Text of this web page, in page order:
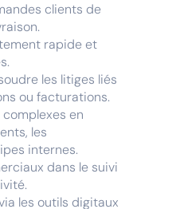
clients de
rapide et
les litiges liés
ou facturations.
en
les
internes.
dans le suivi
les outils digitaux